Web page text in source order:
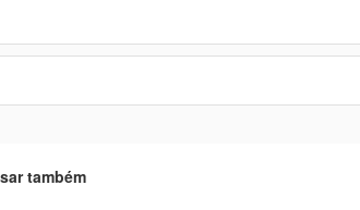
também